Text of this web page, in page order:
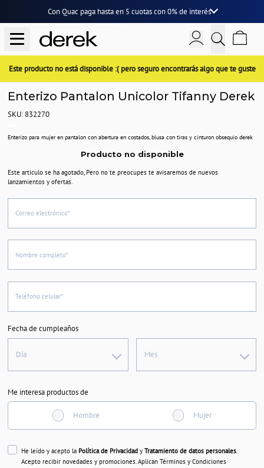
Con Quac paga hasta en 5 cuotascon0% de interés
Este producto no está disponible :( pero seguro encontrarás algo que te guste
Enterizo Pantalon Unicolor Tifanny Derek
SKU: 832270
Enterizo para mujer en pantalon con abertura en costados, blusa con tiras y cinturon obsequio derek
Producto no disponible
Este articulo se ha agotado, Pero no te preocupes te avisaremos de nuevos
lanzamientos y ofertas.
Correo electrónico*
Nombre completo*
Teléfono celular*
Fecha de cumpleaños
Día Mes
Me interesa productos de
Hombre Mujer
He leído y acepto la Política de Privacidady Tratamiento de datos personales.
Acepto recibir novedades y promociones. Aplican Términos y Condiciones